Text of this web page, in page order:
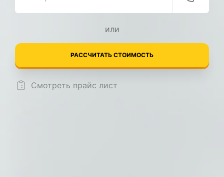
или
РАССЧИТАТЬ СТОИМОСТЬ
Смотреть прайс лист